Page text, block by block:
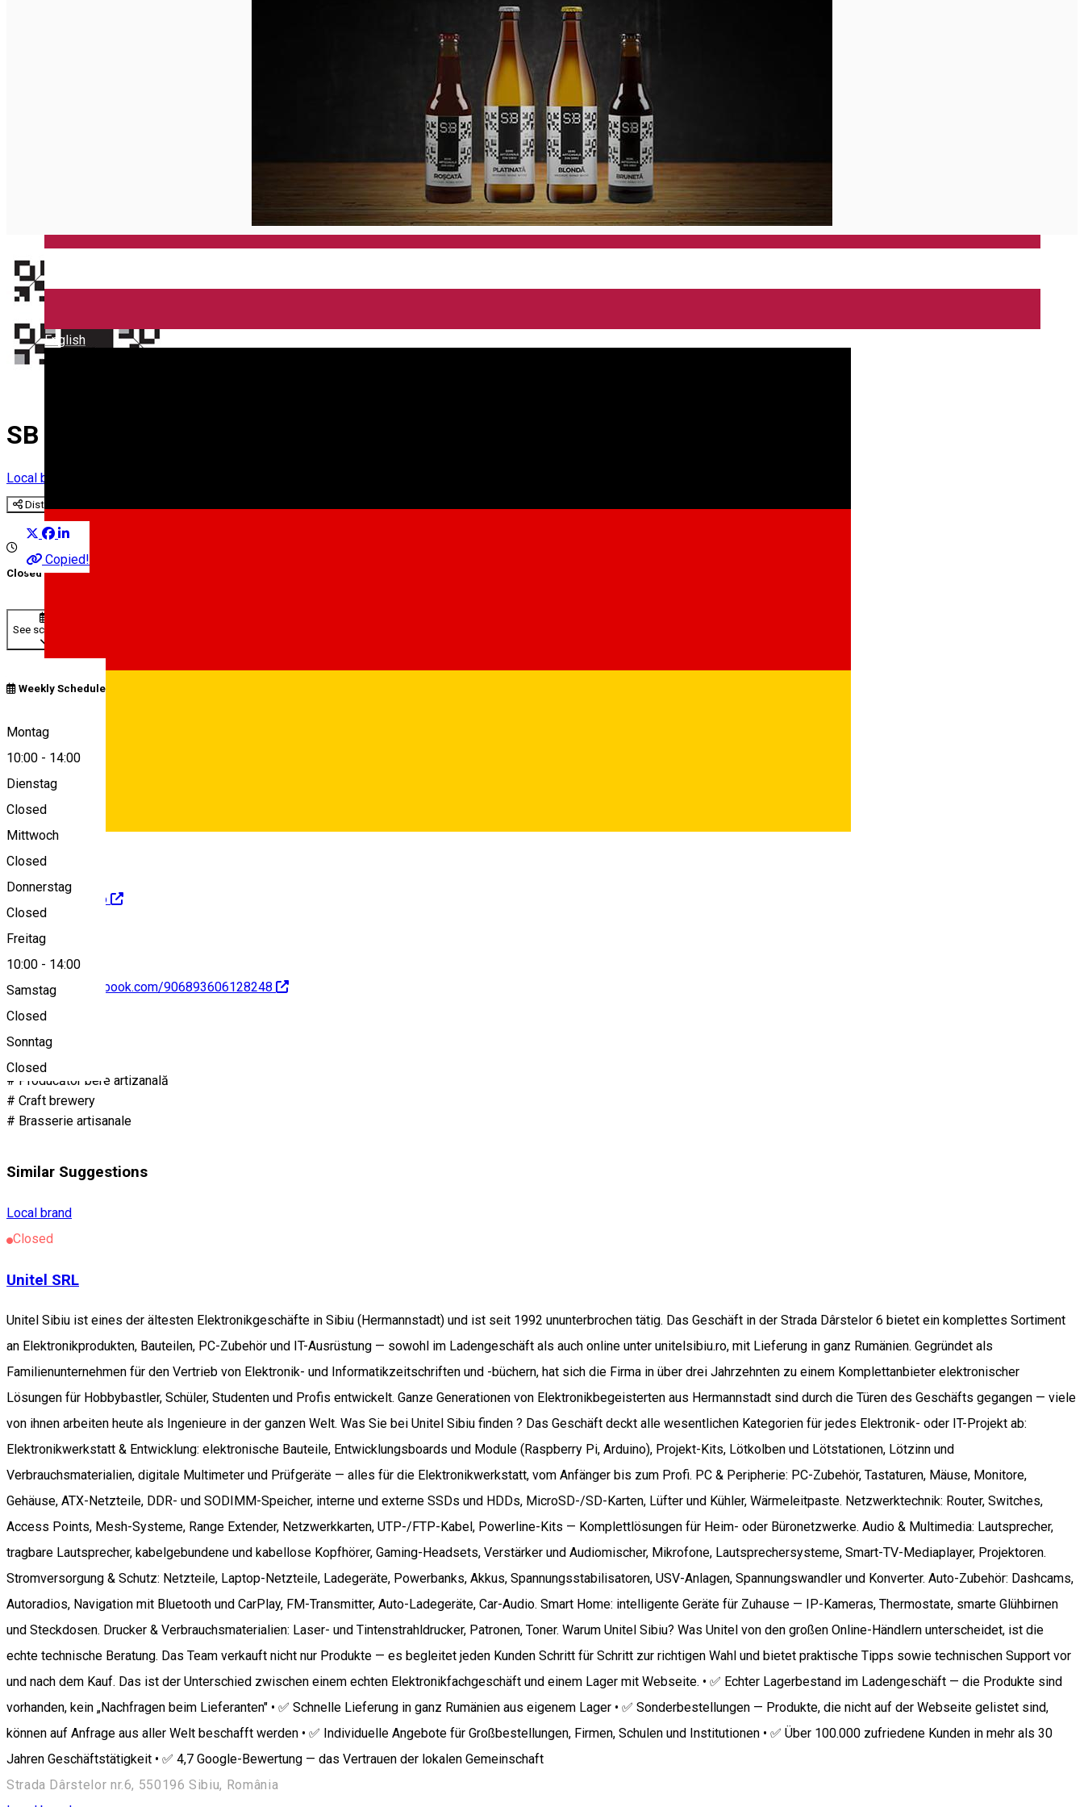
English
Deutsch
SB bere artizanala din Sibiu
Local brand
Distribuie
Copied!
Closed
See schedule
Weekly Schedule
Montag
10:00 - 14:00
Dienstag
Closed
Mittwoch
Closed
Donnerstag
Closed
Freitag
10:00 - 14:00
Samstag
Closed
Sonntag
Closed
+40770197878
contact@beresibiu.ro
http://beresibiu.ro
https://www.facebook.com/906893606128248
# Producător bere artizanală
# Craft brewery
# Brasserie artisanale
Similar Suggestions
Local brand
Closed
Unitel SRL
Unitel Sibiu ist eines der ältesten Elektronikgeschäfte in Sibiu (Hermannstadt) und ist seit 1992 ununterbrochen tätig. Das Geschäft in der Strada Dârstelor 6 bietet ein komplettes Sortiment
an Elektronikprodukten, Bauteilen, PC-Zubehör und IT-Ausrüstung — sowohl im Ladengeschäft als auch online unter unitelsibiu.ro, mit Lieferung in ganz Rumänien. Gegründet als
Familienunternehmen für den Vertrieb von Elektronik- und Informatikzeitschriften und -büchern, hat sich die Firma in über drei Jahrzehnten zu einem Komplettanbieter elektronischer
Lösungen für Hobbybastler, Schüler, Studenten und Profis entwickelt. Ganze Generationen von Elektronikbegeisterten aus Hermannstadt sind durch die Türen des Geschäfts gegangen — viele
von ihnen arbeiten heute als Ingenieure in der ganzen Welt. Was Sie bei Unitel Sibiu finden ? Das Geschäft deckt alle wesentlichen Kategorien für jedes Elektronik- oder IT-Projekt ab:
Elektronikwerkstatt & Entwicklung: elektronische Bauteile, Entwicklungsboards und Module (Raspberry Pi, Arduino), Projekt-Kits, Lötkolben und Lötstationen, Lötzinn und
Verbrauchsmaterialien, digitale Multimeter und Prüfgeräte — alles für die Elektronikwerkstatt, vom Anfänger bis zum Profi. PC & Peripherie: PC-Zubehör, Tastaturen, Mäuse, Monitore,
Gehäuse, ATX-Netzteile, DDR- und SODIMM-Speicher, interne und externe SSDs und HDDs, MicroSD-/SD-Karten, Lüfter und Kühler, Wärmeleitpaste. Netzwerktechnik: Router, Switches,
Access Points, Mesh-Systeme, Range Extender, Netzwerkkarten, UTP-/FTP-Kabel, Powerline-Kits — Komplettlösungen für Heim- oder Büronetzwerke. Audio & Multimedia: Lautsprecher,
tragbare Lautsprecher, kabelgebundene und kabellose Kopfhörer, Gaming-Headsets, Verstärker und Audiomischer, Mikrofone, Lautsprechersysteme, Smart-TV-Mediaplayer, Projektoren.
Stromversorgung & Schutz: Netzteile, Laptop-Netzteile, Ladegeräte, Powerbanks, Akkus, Spannungsstabilisatoren, USV-Anlagen, Spannungswandler und Konverter. Auto-Zubehör: Dashcams,
Autoradios, Navigation mit Bluetooth und CarPlay, FM-Transmitter, Auto-Ladegeräte, Car-Audio. Smart Home: intelligente Geräte für Zuhause — IP-Kameras, Thermostate, smarte Glühbirnen
und Steckdosen. Drucker & Verbrauchsmaterialien: Laser- und Tintenstrahldrucker, Patronen, Toner. Warum Unitel Sibiu? Was Unitel von den großen Online-Händlern unterscheidet, ist die
echte technische Beratung. Das Team verkauft nicht nur Produkte — es begleitet jeden Kunden Schritt für Schritt zur richtigen Wahl und bietet praktische Tipps sowie technischen Support vor
und nach dem Kauf. Das ist der Unterschied zwischen einem echten Elektronikfachgeschäft und einem Lager mit Webseite. • ✅ Echter Lagerbestand im Ladengeschäft — die Produkte sind
vorhanden, kein „Nachfragen beim Lieferanten" • ✅ Schnelle Lieferung in ganz Rumänien aus eigenem Lager • ✅ Sonderbestellungen — Produkte, die nicht auf der Webseite gelistet sind,
können auf Anfrage aus aller Welt beschafft werden • ✅ Individuelle Angebote für Großbestellungen, Firmen, Schulen und Institutionen • ✅ Über 100.000 zufriedene Kunden in mehr als 30
Jahren Geschäftstätigkeit • ✅ 4,7 Google-Bewertung — das Vertrauen der lokalen Gemeinschaft
Strada Dârstelor nr.6, 550196 Sibiu, România